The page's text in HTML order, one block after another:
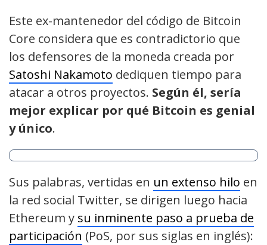
Este ex-mantenedor del código de Bitcoin
Core considera que es contradictorio que
los defensores de la moneda creada por
Satoshi Nakamoto dediquen tiempo para
atacar a otros proyectos. Según él, sería
mejor explicar por qué Bitcoin es genial
y único.
Sus palabras, vertidas en un extenso hilo en
la red social Twitter, se dirigen luego hacia
Ethereum y su inminente paso a prueba de
participación (PoS, por sus siglas en inglés):